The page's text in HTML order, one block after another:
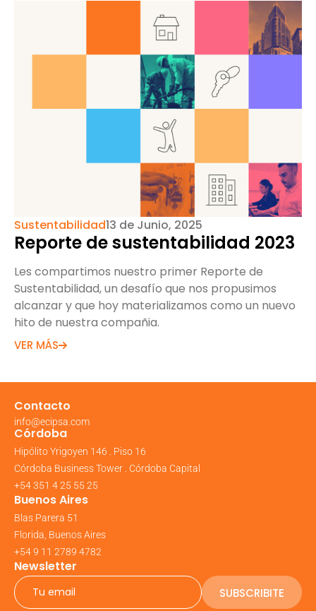
Sustentabilidad13 de Junio, 2025
Reporte de sustentabilidad 2023
Les compartimos nuestro primer Reporte de
Sustentabilidad, un desafío que nos propusimos
alcanzar y que hoy materializamos como un nuevo
hito de nuestra compañia.
VER MÁS
Contacto
info@ecipsa.com
Córdoba
Hipólito Yrigoyen 146 . Piso 16
Córdoba Business Tower . Córdoba Capital
+54 351 4 25 55 25
Buenos Aires
Blas Parera 51
Florida, Buenos Aires
+54 9 11 2789 4782
Newsletter
SUBSCRIBITE